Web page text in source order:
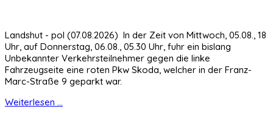
Landshut - pol (07.08.2026) In der Zeit von Mittwoch, 05.08., 18
Uhr, auf Donnerstag, 06.08., 05.30 Uhr, fuhr ein bislang
Unbekannter Verkehrsteilnehmer gegen die linke
Fahrzeugseite eine roten Pkw Skoda, welcher in der Franz-
Marc-Straße 9 geparkt war.
Weiterlesen ...